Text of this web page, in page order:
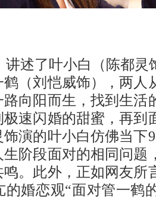
讲述了叶小白（陈都
（刘恺威饰），两人
向阳而生，找到生活
极速闪婚的甜蜜，再到
演的叶小白仿佛当下
阶段面对的相同问题
。此外，正如网友所
的婚恋观“面对管一鹤